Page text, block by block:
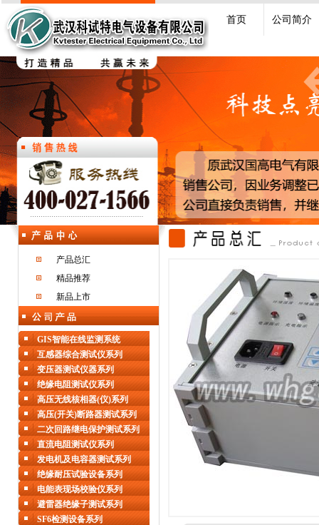
首页 公司简介
产品总汇
精品推荐
新品上市
GIS智能在线监测系统
互感器综合测试仪系列
变压器测试仪器系列
绝缘电阻测试仪系列
高压无线核相器(仪)系列
高压(开关)断路器测试系列
二次回路继电保护测试系列
直流电阻测试仪系列
发电机及电容器测试系列
绝缘耐压试验设备系列
电能表现场校验仪系列
避雷器绝缘子测试系列
SF6检测设备系列